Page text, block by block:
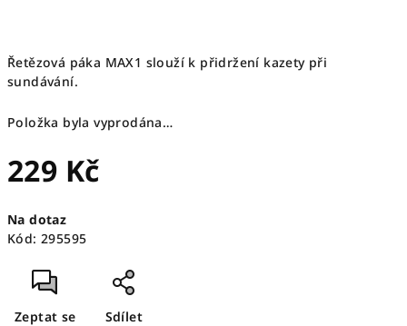
Řetězová páka MAX1 slouží k přidržení kazety při
sundávání.
Položka byla vyprodána…
229 Kč
cena:
Na dotaz
Kód: 295595
Zeptat se Sdílet